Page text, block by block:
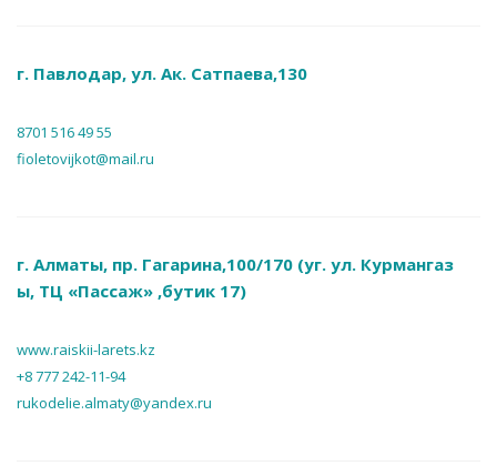
г. Павлодар, ул. Ак. Сатпаева,130
8701 516 49 55
fioletovijkot@mail.ru
г. Алматы, пр. Гагарина,100/170 (уг. ул. Курмангаз
ы, ТЦ «Пассаж» ,бутик 17)
www.raiskii-larets.kz
+8 777 242-11-94
rukodelie.almaty@yandex.ru